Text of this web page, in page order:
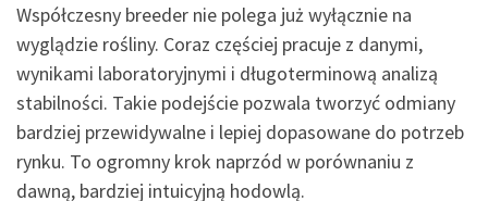
Współczesny breeder nie polega już wyłącznie na
wyglądzie rośliny. Coraz częściej pracuje z danymi,
wynikami laboratoryjnymi i długoterminową analizą
stabilności. Takie podejście pozwala tworzyć odmiany
bardziej przewidywalne i lepiej dopasowane do potrzeb
rynku. To ogromny krok naprzód w porównaniu z
dawną, bardziej intuicyjną hodowlą.